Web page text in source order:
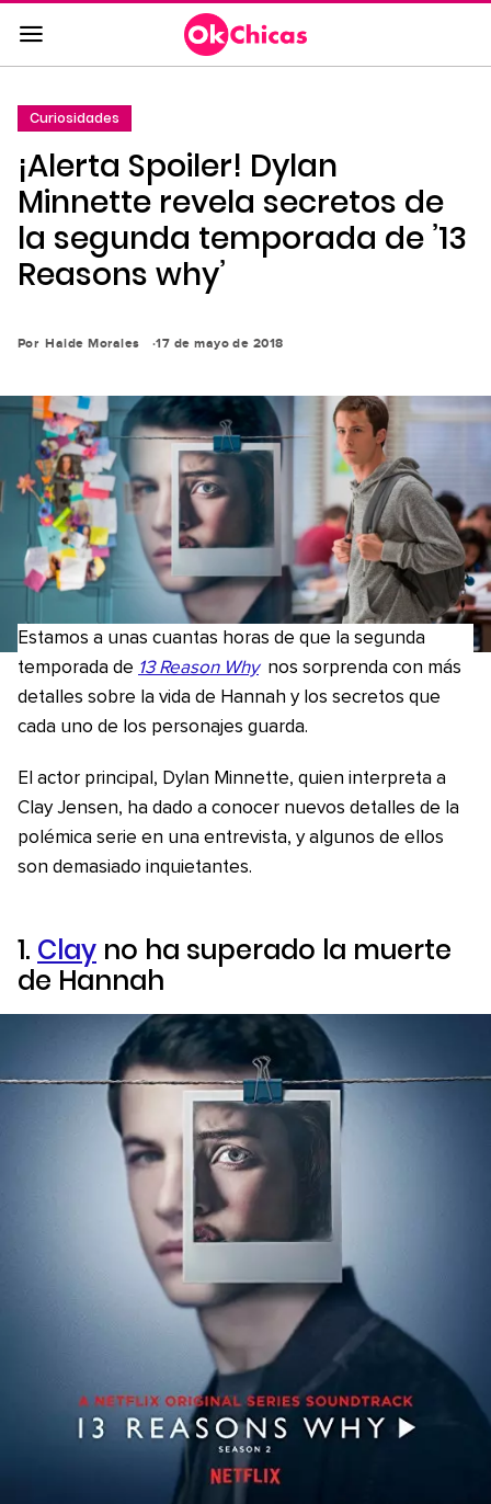
Saltar
al
contenido
a
la
navegación
principal
Curiosidades
¡Alerta Spoiler! Dylan
Minnette revela secretos de
la segunda temporada de ’13
Reasons why’
Por Haide Morales 17 de mayo de 2018
Estamos a unas cuantas horas de que la segunda
temporada de 13 Reason Why nos sorprenda con más
detalles sobre la vida de Hannah y los secretos que
cada uno de los personajes guarda.
El actor principal, Dylan Minnette, quien interpreta a
Clay Jensen, ha dado a conocer nuevos detalles de la
polémica serie en una entrevista, y algunos de ellos
son demasiado inquietantes.
1. Clay no ha superado la muerte
de Hannah